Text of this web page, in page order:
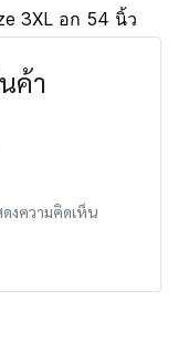
3XL อก 54 นิ้ว
ค้า
งความคิดเห็น